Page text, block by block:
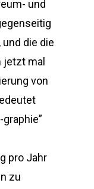
und
die die
jetzt mal
von
pro Jahr
zu